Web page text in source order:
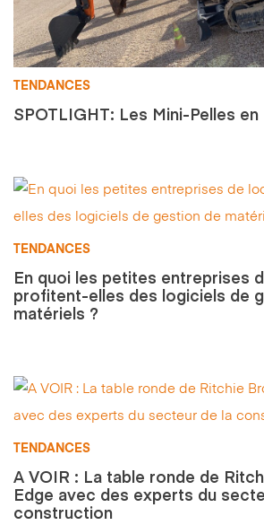
TENDANCES
SPOTLIGHT: Les Mini-Pelles
TENDANCES
En quoi les petites entreprises
profitent-elles des logiciels de
matériels ?
TENDANCES
A VOIR : La table ronde de
Edge avec des experts du
construction